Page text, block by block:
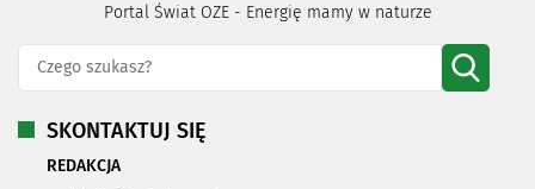
Portal Świat OZE - Energię mamy w naturze
SKONTAKTUJ SIĘ
REDAKCJA